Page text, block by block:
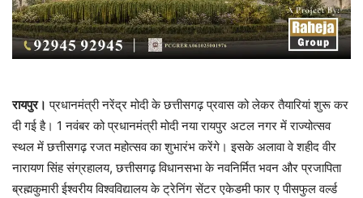
रायपुर। प्रधानमंत्री नरेंद्र मोदी के छत्तीसगढ़ प्रवास को लेकर तैयारियां शुरू कर
दी गई है। 1 नवंबर को प्रधानमंत्री मोदी नया रायपुर अटल नगर में राज्योत्सव
स्थल में छत्तीसगढ़ रजत महोत्सव का शुभारंभ करेंगे। इसके अलावा वे शहीद वीर
नारायण सिंह संग्रहालय, छत्तीसगढ़ विधानसभा के नवनिर्मित भवन और प्रजापिता
ब्रह्मकुमारी ईश्वरीय विश्वविद्यालय के ट्रेनिंग सेंटर एकेडमी फार ए पीसफुल वर्ल्ड